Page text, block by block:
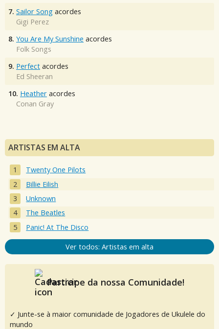
7. Sailor Song acordes
Gigi Perez
8. You Are My Sunshine acordes
Folk Songs
9. Perfect acordes
Ed Sheeran
10. Heather acordes
Conan Gray
ARTISTAS EM ALTA
Twenty One Pilots
Billie Eilish
Unknown
The Beatles
Panic! At The Disco
Ver todos: Artistas em alta
Participe da nossa Comunidade!
✓ Junte-se à maior comunidade de Jogadores de Ukulele do
mundo